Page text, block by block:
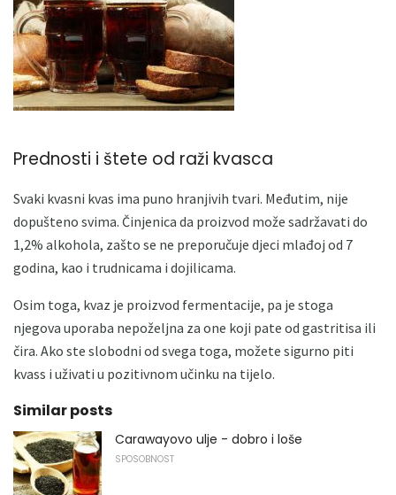
Prednosti i štete od raži kvasca
Svaki kvasni kvas ima puno hranjivih tvari. Međutim, nije
dopušteno svima. Činjenica da proizvod može sadržavati do
1,2% alkohola, zašto se ne preporučuje djeci mlađoj od 7
godina, kao i trudnicama i dojilicama.
Osim toga, kvaz je proizvod fermentacije, pa je stoga
njegova uporaba nepoželjna za one koji pate od gastritisa ili
čira. Ako ste slobodni od svega toga, možete sigurno piti
kvass i uživati ​​u pozitivnom učinku na tijelo.
Similar posts
Carawayovo ulje - dobro i loše
SPOSOBNOST